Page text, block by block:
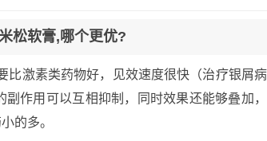
松软膏,哪个更优?
比激素类药物好，见效速度很快（治疗银屑病
作用可以互相抑制，同时效果还能够叠加，
的多。